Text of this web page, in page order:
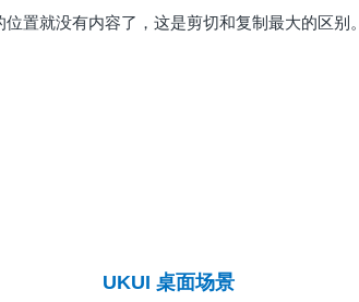
置就没有内容了，这是剪切和复制最大的区别。
UKUI 桌面场景